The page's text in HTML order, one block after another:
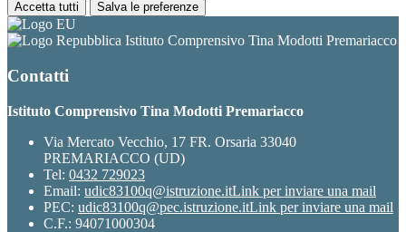
Accetta tutti Salva le preferenze
Istituto Comprensivo Tina Modotti Premariacco
Contatti
Istituto Comprensivo Tina Modotti Premariacco
Via Mercato Vecchio, 17 FR. Orsaria 33040
PREMARIACCO (UD)
Tel: 0432 729023
Email: udic83100q@istruzione.itLink per inviare una mail
PEC: udic83100q@pec.istruzione.itLink per inviare una mail
C.F.: 94071000304